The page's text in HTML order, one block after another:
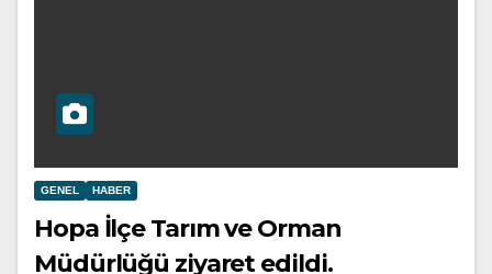
GENEL HABER
Hopa İlçe Tarım ve Orman
Müdürlüğü ziyaret edildi.